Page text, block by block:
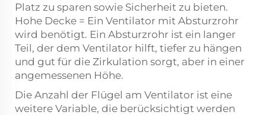
Platz zu sparen sowie Sicherheit zu bieten.
Hohe Decke = Ein Ventilator mit Absturzrohr
wird benötigt. Ein Absturzrohr ist ein langer
Teil, der dem Ventilator hilft, tiefer zu hängen
und gut für die Zirkulation sorgt, aber in einer
angemessenen Höhe.
Die Anzahl der Flügel am Ventilator ist eine
weitere Variable, die berücksichtigt werden